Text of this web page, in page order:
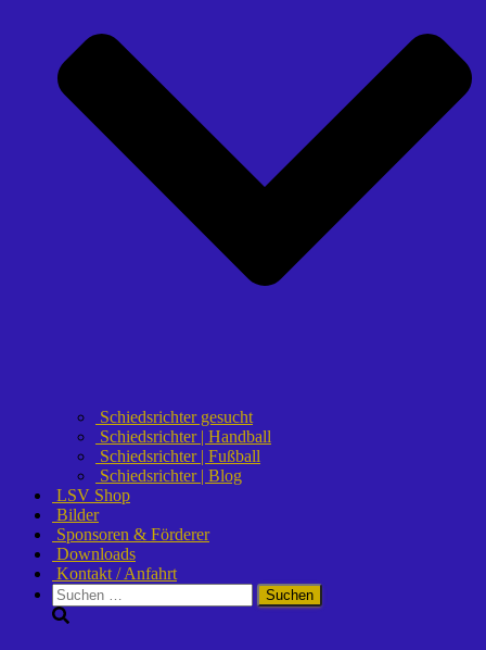
Schiedsrichter gesucht
Schiedsrichter | Handball
Schiedsrichter | Fußball
Schiedsrichter | Blog
LSV Shop
Bilder
Sponsoren & Förderer
Downloads
Kontakt / Anfahrt
Suchen
nach: